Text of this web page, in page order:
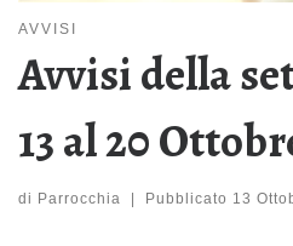
AVVISI
Avvisi della
13 al 20
di Parrocchia Pubblicato 13